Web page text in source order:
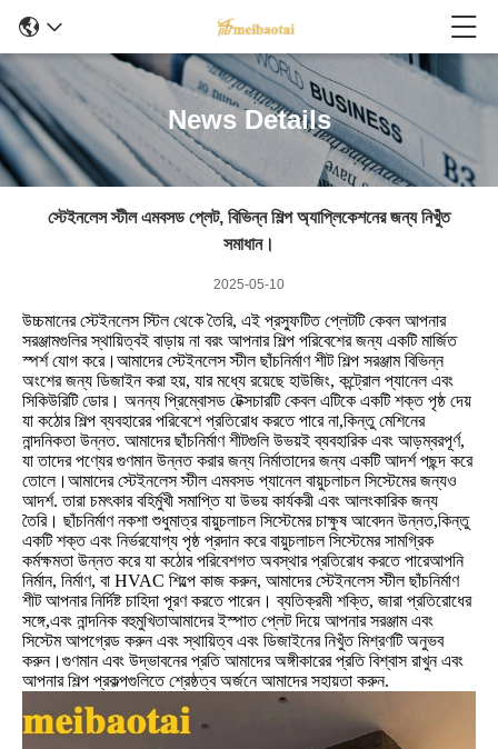
News Details
স্টেইনলেস স্টীল এমবসড প্লেট, বিভিন্ন শিল্প অ্যাপ্লিকেশনের জন্য নিখুঁত
সমাধান।
2025-05-10
উচ্চমানের স্টেইনলেস স্টিল থেকে তৈরি, এই প্রস্ফুটিত প্লেটটি কেবল আপনার
সরঞ্জামগুলির স্থায়িত্বই বাড়ায় না বরং আপনার শিল্প পরিবেশের জন্য একটি মার্জিত
স্পর্শ যোগ করে।আমাদের স্টেইনলেস স্টীল ছাঁচনির্মাণ শীট শিল্প সরঞ্জাম বিভিন্ন
অংশের জন্য ডিজাইন করা হয়, যার মধ্যে রয়েছে হাউজিং, কন্ট্রোল প্যানেল এবং
সিকিউরিটি ডোর। অনন্য প্রিম্বোসড টেক্সচারটি কেবল এটিকে একটি শক্ত পৃষ্ঠ দেয়
যা কঠোর শিল্প ব্যবহারের পরিবেশে প্রতিরোধ করতে পারে না,কিন্তু মেশিনের
নান্দনিকতা উন্নত. আমাদের ছাঁচনির্মাণ শীটগুলি উভয়ই ব্যবহারিক এবং আড়ম্বরপূর্ণ,
যা তাদের পণ্যের গুণমান উন্নত করার জন্য নির্মাতাদের জন্য একটি আদর্শ পছন্দ করে
তোলে।আমাদের স্টেইনলেস স্টীল এমবসড প্যানেল বায়ুচলাচল সিস্টেমের জন্যও
আদর্শ. তারা চমৎকার বহির্মুখী সমাপ্তি যা উভয় কার্যকরী এবং আলংকারিক জন্য
তৈরি। ছাঁচনির্মাণ নকশা শুধুমাত্র বায়ুচলাচল সিস্টেমের চাক্ষুষ আবেদন উন্নত,কিন্তু
একটি শক্ত এবং নির্ভরযোগ্য পৃষ্ঠ প্রদান করে বায়ুচলাচল সিস্টেমের সামগ্রিক
কর্মক্ষমতা উন্নত করে যা কঠোর পরিবেশগত অবস্থার প্রতিরোধ করতে পারেআপনি
নির্মান, নির্মাণ, বা HVAC শিল্পে কাজ করুন, আমাদের স্টেইনলেস স্টীল ছাঁচনির্মাণ
শীট আপনার নির্দিষ্ট চাহিদা পূরণ করতে পারেন। ব্যতিক্রমী শক্তি, জারা প্রতিরোধের
সঙ্গে,এবং নান্দনিক বহুমুখিতাআমাদের ইস্পাত প্লেট দিয়ে আপনার সরঞ্জাম এবং
সিস্টেম আপগ্রেড করুন এবং স্থায়িত্ব এবং ডিজাইনের নিখুঁত মিশ্রণটি অনুভব
করুন।গুণমান এবং উদ্ভাবনের প্রতি আমাদের অঙ্গীকারের প্রতি বিশ্বাস রাখুন এবং
আপনার শিল্প প্রকল্পগুলিতে শ্রেষ্ঠত্ব অর্জনে আমাদের সহায়তা করুন.